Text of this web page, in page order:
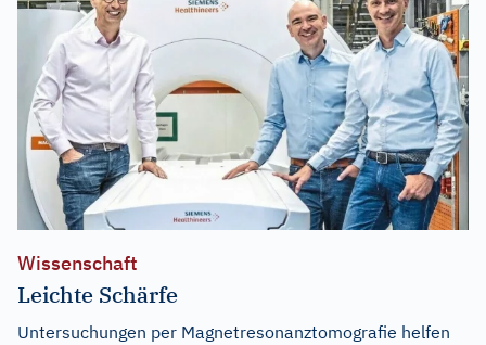
Wissenschaft
Leichte Schärfe
Untersuchungen per Magnetresonanztomografie helfen